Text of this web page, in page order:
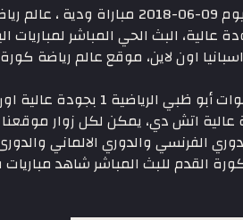
بث مباشر اليوم 09-06-
عالية، البث الحي المباشر
اون لاين، موقع عالم رياضة
مشاهدة قنوات أبو
عالية اتش دي، يمكن لكل زوار موقعنا
الفرنسي والدوري الالماني
القدم للبث المباشر شاهد